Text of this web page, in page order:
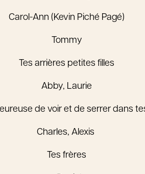
Carol-Ann (Kevin Piché Pagé)
Tommy
Tes arrières petites filles
Abby, Laurie
de voir et de serrer dans
Charles, Alexis
Tes frères